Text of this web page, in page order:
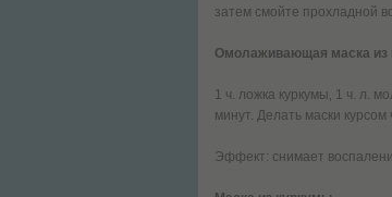
затем смойте прохладной
Омолаживающая маска из
1 ч. ложка куркумы‚ 1 ч. л.
минут. Делать маски
Эффект: снимает